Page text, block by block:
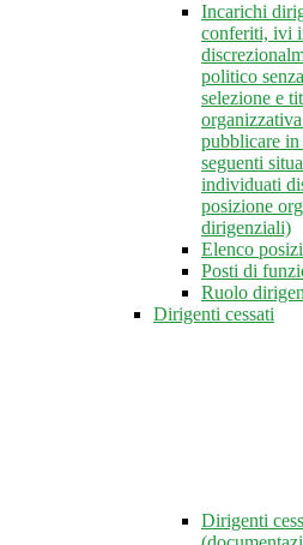
Incarichi
conferiti, ivi
politico
selezione e
pubblicare
seguenti
individuati
posizione
dirigenziali)
Elenco
Posti di
Ruolo
Dirigenti cessati
Dirigenti